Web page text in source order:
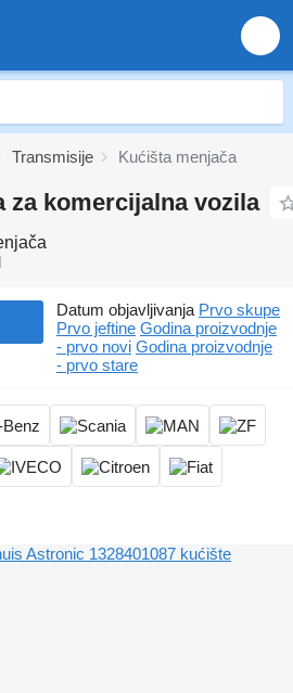
Transmisije Kućišta menjača
za komercijalna vozila
Datum objavljivanja Prvo skupe
Prvo jeftine Godina proizvodnje
- prvo novi Godina proizvodnje
- prvo stare